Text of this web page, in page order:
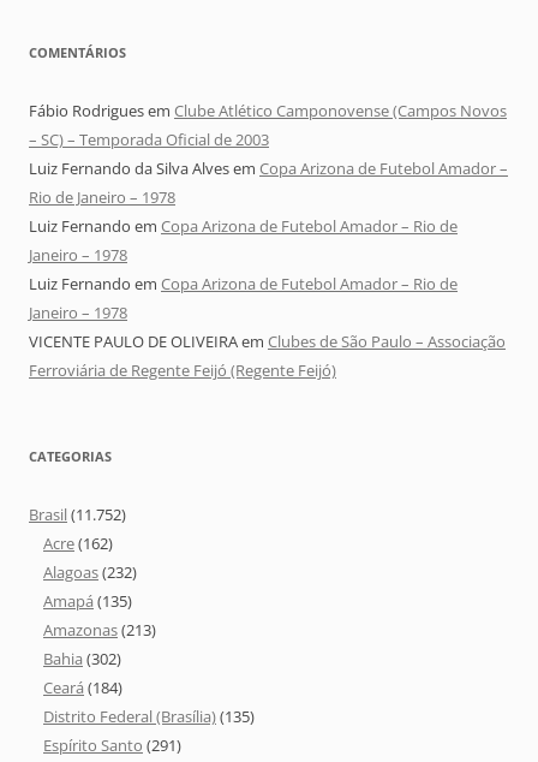
COMENTÁRIOS
Fábio Rodriguesem Clube Atlético Camponovense (Campos Novos
– SC) – Temporada Oficial de 2003
Luiz Fernando da Silva Alvesem Copa Arizona de Futebol Amador –
Rio de Janeiro – 1978
Luiz Fernando em Copa Arizona de Futebol Amador – Rio de
Janeiro – 1978
Luiz Fernando em Copa Arizona de Futebol Amador – Rio de
Janeiro – 1978
VICENTE PAULO DE OLIVEIRAem Clubes de São Paulo – Associação
Ferroviária de Regente Feijó (Regente Feijó)
CATEGORIAS
Brasil(11.752)
Acre(162)
Alagoas(232)
Amapá (135)
Amazonas(213)
Bahia (302)
Ceará (184)
Distrito Federal (Brasília)(135)
Espírito Santo (291)